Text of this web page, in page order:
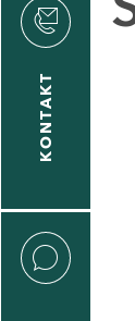
KONTAKT